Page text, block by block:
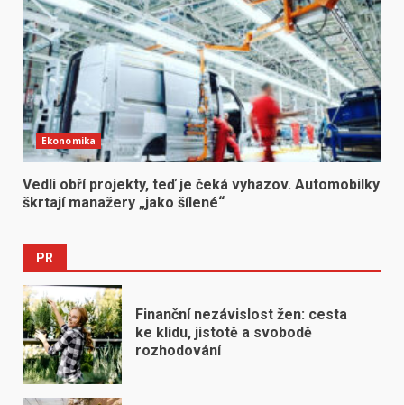
Ekonomika
Vedli obří projekty, teď je čeká vyhazov. Automobilky
škrtají manažery „jako šílené“
PR
Finanční nezávislost žen: cesta
ke klidu, jistotě a svobodě
rozhodování